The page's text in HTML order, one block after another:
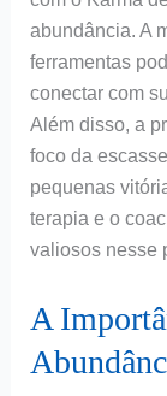
abundância. A
ferramentas
conectar com
Além disso, a
foco da
pequenas
terapia e o
valiosos nesse
A